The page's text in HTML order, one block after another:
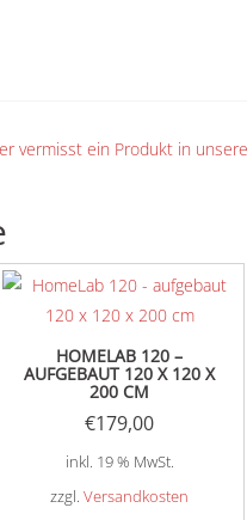
vermisst ein Produkt in
HOMELAB 120 –
AUFGEBAUT 120 X 120 X
200 CM
€179,00
inkl. 19 % MwSt.
zzgl.Versandkosten